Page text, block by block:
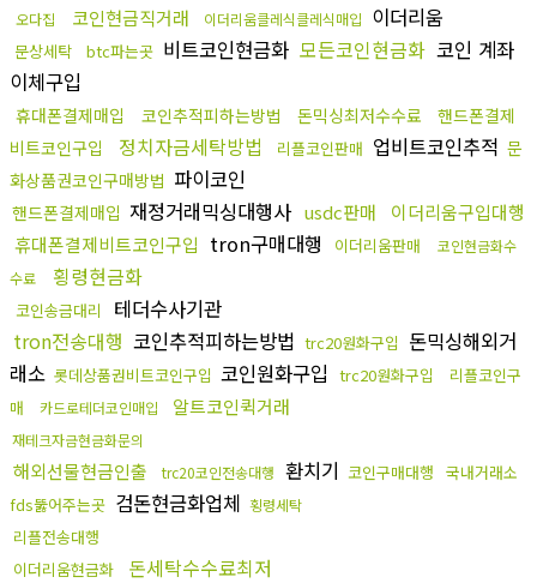
오다집 코인현금직거래 이더리움클레식클레식매입 이더리움
문상세탁 btc파는곳 비트코인현금화 모든코인현금화 코인 계좌
이체구입
휴대폰결제매입 코인추적피하는방법 돈믹싱최저수수료
핸드폰결제
비트코인구입
정치자금세탁방법 리플코인판매 업비트코인추적 문
화상품권코인구매방법 파이코인
핸드폰결제매입 재정거래믹싱대행사 usdc판매
이더리움구입대행
휴대폰결제비트코인구입 tron구매대행 이더리움판매
코인현금화수
수료
횡령현금화
코인송금대리
테더수사기관
tron전송대행 코인추적피하는방법 trc20원화구입 돈믹싱해외거
래소 롯데상품권비트코인구입 코인원화구입 trc20원화구입
리플코인구
매
카드로테더코인매입 알트코인퀵거래
재테크자금현금화문의
해외선물현금인출 trc20코인전송대행 환치기 코인구매대행 국내거래소
fds뚫어주는곳 검돈현금화업체 횡령세탁
리플전송대행
이더리움현금화
돈세탁수수료최저